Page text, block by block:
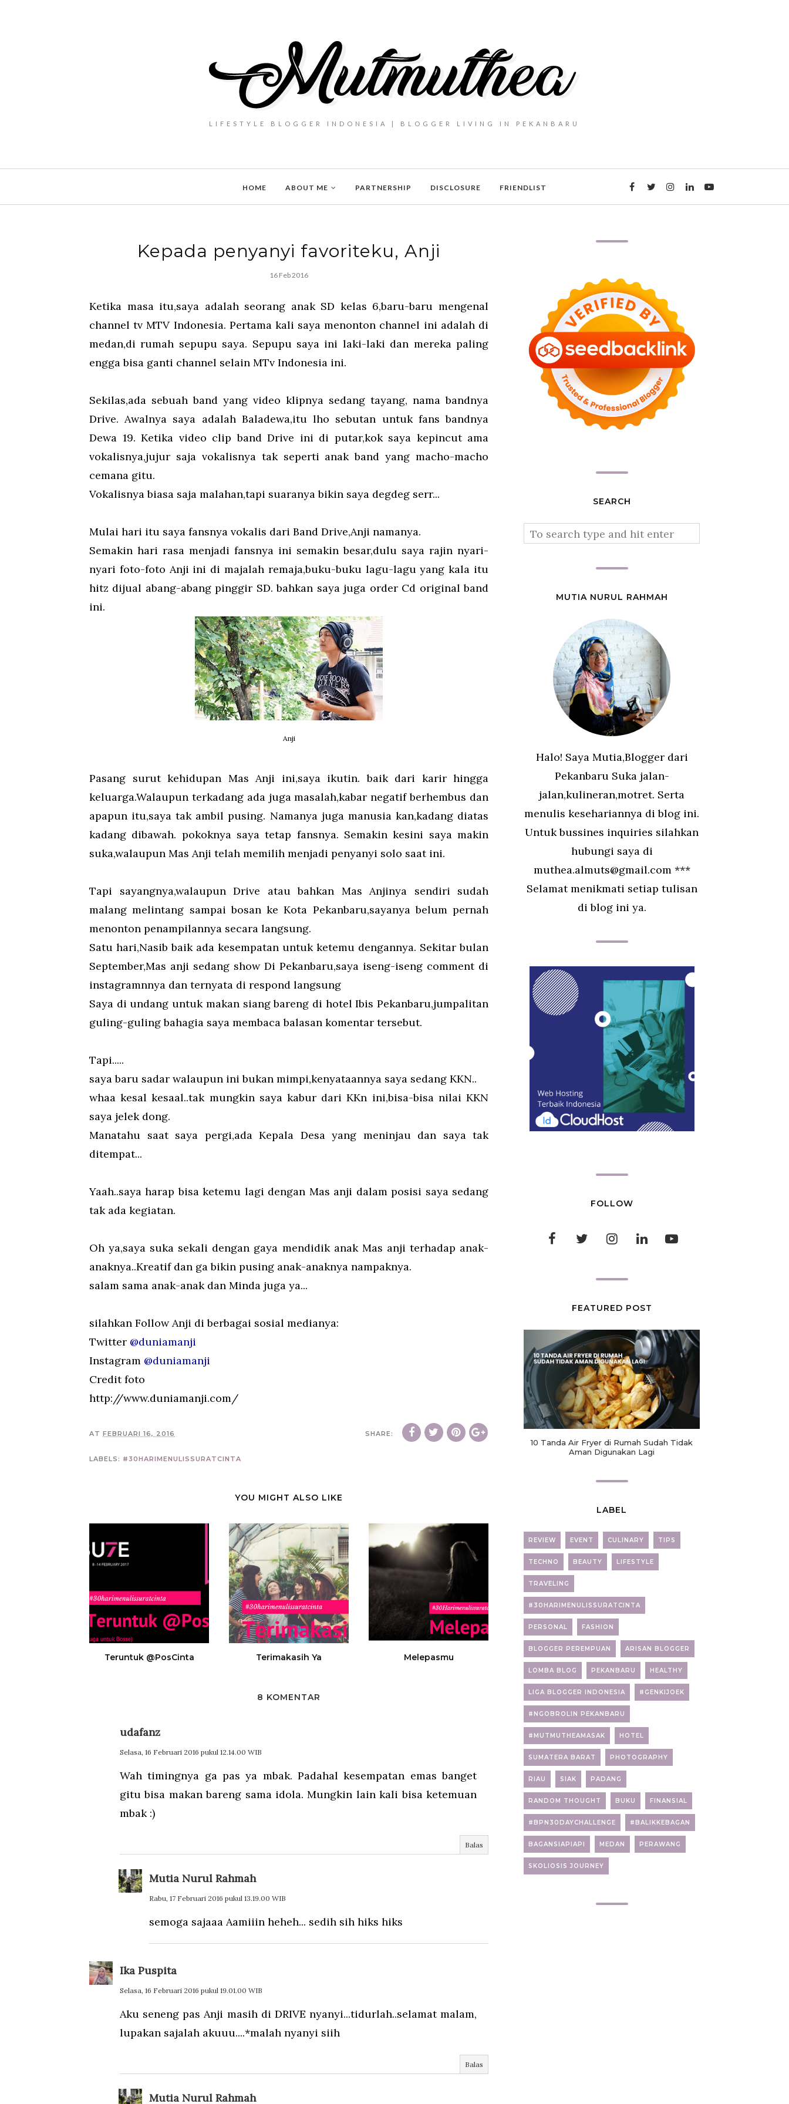
LIFESTYLE BLOGGER INDONESIA | BLOGGER LIVING IN PEKANBARU
HOME ABOUT ME PARTNERSHIP DISCLOSURE FRIENDLIST
Kepada penyanyi favoriteku, Anji
16 Feb 2016
Ketika masa itu,saya adalah seorang anak SD kelas 6,baru-baru mengenal
channel tv MTV Indonesia. Pertama kali saya menonton channel ini adalah di
medan,di rumah sepupu saya. Sepupu saya ini laki-laki dan mereka paling
engga bisa ganti channel selain MTv Indonesia ini.
Sekilas,ada sebuah band yang video klipnya sedang tayang, nama bandnya
Drive. Awalnya saya adalah Baladewa,itu lho sebutan untuk fans bandnya
Dewa 19. Ketika video clip band Drive ini di putar,kok saya kepincut ama
vokalisnya,jujur saja vokalisnya tak seperti anak band yang macho-macho
cemana gitu.
Vokalisnya biasa saja malahan,tapi suaranya bikin saya degdeg serr...
Mulai hari itu saya fansnya vokalis dari Band Drive,Anji namanya.
Semakin hari rasa menjadi fansnya ini semakin besar,dulu saya rajin nyari-
nyari foto-foto Anji ini di majalah remaja,buku-buku lagu-lagu yang kala itu
hitz dijual abang-abang pinggir SD. bahkan saya juga order Cd original band
ini.
Anji
Pasang surut kehidupan Mas Anji ini,saya ikutin. baik dari karir hingga
keluarga.Walaupun terkadang ada juga masalah,kabar negatif berhembus dan
apapun itu,saya tak ambil pusing. Namanya juga manusia kan,kadang diatas
kadang dibawah. pokoknya saya tetap fansnya. Semakin kesini saya makin
suka,walaupun Mas Anji telah memilih menjadi penyanyi solo saat ini.
Tapi sayangnya,walaupun Drive atau bahkan Mas Anjinya sendiri sudah
malang melintang sampai bosan ke Kota Pekanbaru,sayanya belum pernah
menonton penampilannya secara langsung.
Satu hari,Nasib baik ada kesempatan untuk ketemu dengannya. Sekitar bulan
September,Mas anji sedang show Di Pekanbaru,saya iseng-iseng comment di
instagramnnya dan ternyata di respond langsung
Saya di undang untuk makan siang bareng di hotel Ibis Pekanbaru,jumpalitan
guling-guling bahagia saya membaca balasan komentar tersebut.
Tapi.....
saya baru sadar walaupun ini bukan mimpi,kenyataannya saya sedang KKN..
whaa kesal kesaal..tak mungkin saya kabur dari KKn ini,bisa-bisa nilai KKN
saya jelek dong.
Manatahu saat saya pergi,ada Kepala Desa yang meninjau dan saya tak
ditempat...
Yaah..saya harap bisa ketemu lagi dengan Mas anji dalam posisi saya sedang
tak ada kegiatan.
Oh ya,saya suka sekali dengan gaya mendidik anak Mas anji terhadap anak-
anaknya..Kreatif dan ga bikin pusing anak-anaknya nampaknya.
salam sama anak-anak dan Minda juga ya...
silahkan Follow Anji di berbagai sosial medianya:
Twitter @duniamanji
Instagram @duniamanji
Credit foto
http://www.duniamanji.com/
AT FEBRUARI 16, 2016 SHARE:
LABELS: #30HARIMENULISSURATCINTA
YOU MIGHT ALSO LIKE
Teruntuk @PosCinta Terimakasih Ya Melepasmu
8 KOMENTAR
udafanz
Selasa, 16 Februari 2016 pukul 12.14.00 WIB
Wah timingnya ga pas ya mbak. Padahal kesempatan emas banget
gitu bisa makan bareng sama idola. Mungkin lain kali bisa ketemuan
mbak :)
Balas
Mutia Nurul Rahmah
Rabu, 17 Februari 2016 pukul 13.19.00 WIB
semoga sajaaa Aamiiin heheh... sedih sih hiks hiks
Ika Puspita
Selasa, 16 Februari 2016 pukul 19.01.00 WIB
Aku seneng pas Anji masih di DRIVE nyanyi...tidurlah..selamat malam,
lupakan sajalah akuuu....*malah nyanyi siih
Balas
Mutia Nurul Rahmah
SEARCH
MUTIA NURUL RAHMAH
Halo! Saya Mutia,Blogger dari
Pekanbaru Suka jalan-
jalan,kulineran,motret. Serta
menulis kesehariannya di blog ini.
Untuk bussines inquiries silahkan
hubungi saya di
muthea.almuts@gmail.com ***
Selamat menikmati setiap tulisan
di blog ini ya.
FOLLOW
FEATURED POST
10 Tanda Air Fryer di Rumah Sudah Tidak
Aman Digunakan Lagi
LABEL
REVIEW EVENT CULINARY TIPS
TECHNO BEAUTY LIFESTYLE
TRAVELING
#30HARIMENULISSURATCINTA
PERSONAL FASHION
BLOGGER PEREMPUAN ARISAN BLOGGER
LOMBA BLOG PEKANBARU HEALTHY
LIGA BLOGGER INDONESIA #GENKIJOEK
#NGOBROLIN PEKANBARU
#MUTMUTHEAMASAK HOTEL
SUMATERA BARAT PHOTOGRAPHY
RIAU SIAK PADANG
RANDOM THOUGHT BUKU FINANSIAL
#BPN30DAYCHALLENGE #BALIKKEBAGAN
BAGANSIAPIAPI MEDAN PERAWANG
SKOLIOSIS JOURNEY